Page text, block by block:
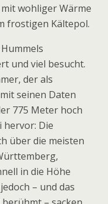
wohli­ger Wärme
frostigen Kältepol.
und viel besucht.
der als
seinen Daten
775 Meter hoch
hervor: Die
über die meisten
in die Höhe
– und das